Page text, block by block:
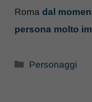
Roma dal
persona molto
Categorie
Personaggi